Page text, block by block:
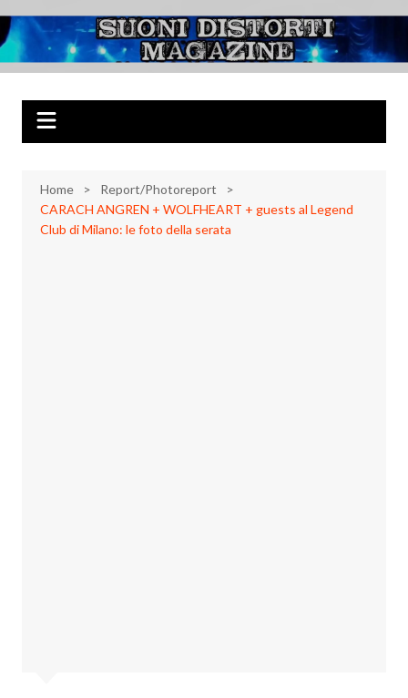
al
contenuto
Suoni Distorti
Magazine
Musica Rock, Metal, Punk e varie sonorità alternative
Home
Report/Photoreport
CARACH ANGREN + WOLFHEART + guests al Legend
Club di Milano: le foto della serata